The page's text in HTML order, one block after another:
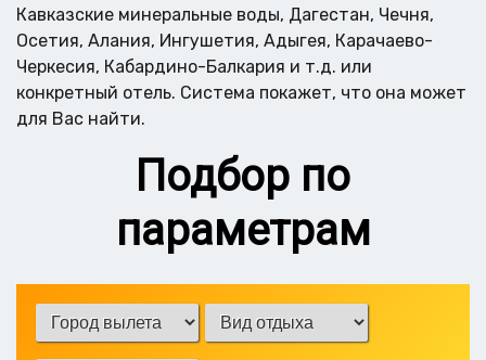
Кавказские минеральные воды, Дагестан, Чечня,
Осетия, Алания, Ингушетия, Адыгея, Карачаево-
Черкесия, Кабардино-Балкария и т.д. или
конкретный отель. Система покажет, что она может
для Вас найти.
Подбор по
параметрам